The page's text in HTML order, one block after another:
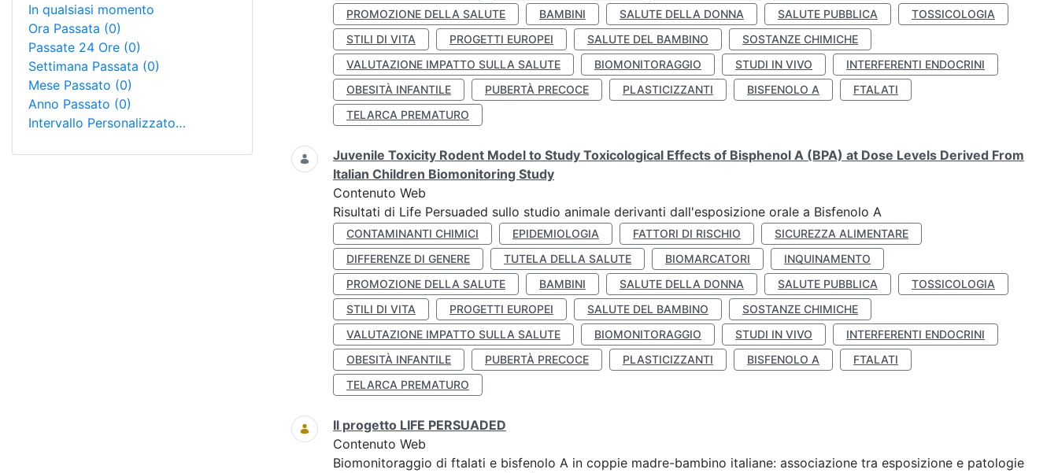
In qualsiasi momento
Ora Passata (0)
Passate 24 Ore (0)
Settimana Passata (0)
Mese Passato (0)
Anno Passato (0)
Intervallo Personalizzato…
PROMOZIONE DELLA SALUTE
BAMBINI SALUTE DELLA DONNA SALUTE PUBBLICA
TOSSICOLOGIA
STILI DI VITA
PROGETTI EUROPEI SALUTE DEL BAMBINO
SOSTANZE CHIMICHE
VALUTAZIONE IMPATTO SULLA SALUTE
BIOMONITORAGGIO STUDI IN VIVO
INTERFERENTI ENDOCRINI
OBESITÀ INFANTILE
PUBERTÀ PRECOCE PLASTICIZZANTI BISFENOLO A
FTALATI
TELARCA PREMATURO
Juvenile Toxicity Rodent Model to Study Toxicological Effects of Bisphenol A (BPA) at Dose Levels Derived From
Italian Children Biomonitoring Study
Contenuto Web
Risultati di Life Persuaded sullo studio animale derivanti dall'esposizione orale a Bisfenolo A
CONTAMINANTI CHIMICI EPIDEMIOLOGIA FATTORI DI RISCHIO
SICUREZZA ALIMENTARE
DIFFERENZE DI GENERE
TUTELA DELLA SALUTE BIOMARCATORI
INQUINAMENTO
PROMOZIONE DELLA SALUTE
BAMBINI SALUTE DELLA DONNA SALUTE PUBBLICA
TOSSICOLOGIA
STILI DI VITA
PROGETTI EUROPEI SALUTE DEL BAMBINO
SOSTANZE CHIMICHE
VALUTAZIONE IMPATTO SULLA SALUTE
BIOMONITORAGGIO STUDI IN VIVO
INTERFERENTI ENDOCRINI
OBESITÀ INFANTILE
PUBERTÀ PRECOCE PLASTICIZZANTI BISFENOLO A
FTALATI
TELARCA PREMATURO
Il progetto LIFE PERSUADED
Contenuto Web
Biomonitoraggio di ftalati e bisfenolo A in coppie madre-bambino italiane: associazione tra esposizione e patologie